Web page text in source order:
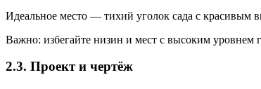
Идеальное место — тихий уголок сада с красивым
Важно: избегайте низин и мест с высоким уровнем
2.3. Проект и чертёж